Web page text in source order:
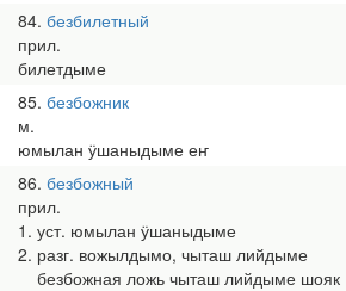
84 безбилетный
прил.
билетдыме
85 безбожник
м.
юмылан ӱшаныдыме еҥ
86 безбожный
прил.
1. уст. юмылан ӱшаныдыме
2. разг. вожылдымо, чыташ лийдыме
безбожная ложь чыташ лийдыме шояк